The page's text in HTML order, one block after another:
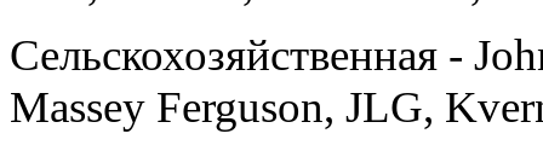
Cельскохозяйственная -
Massey Ferguson, JLG,